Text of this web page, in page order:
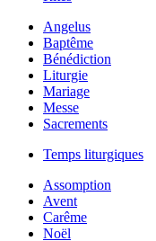
Angelus
Baptême
Bénédiction
Liturgie
Mariage
Messe
Sacrements
Temps liturgiques
Assomption
Avent
Carême
Noël